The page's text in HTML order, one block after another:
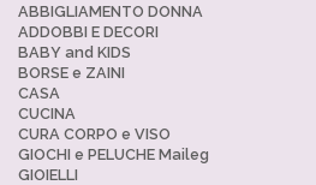
ABBIGLIAMENTO DONNA
ADDOBBI E DECORI
BABY and KIDS
BORSE e ZAINI
CASA
CUCINA
CURA CORPO e VISO
GIOCHI e PELUCHE Maileg
GIOIELLI